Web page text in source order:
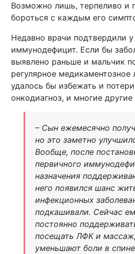
Возможно лишь, терпеливо и
бороться с каждым его
Недавно врачи подтвердили
иммунодефицит. Если бы
выявлено раньше и мальчик
регулярное медикаментозное
удалось бы избежать и
онкодиагноз, и многие другие
– Сын ежемесячно
но это заметно
Вообще, после
первичного
назначения
него появился шанс
инфекционных
подкашивали. Сейчас
постоянно
посещать ЛФК и
уменьшают боли в